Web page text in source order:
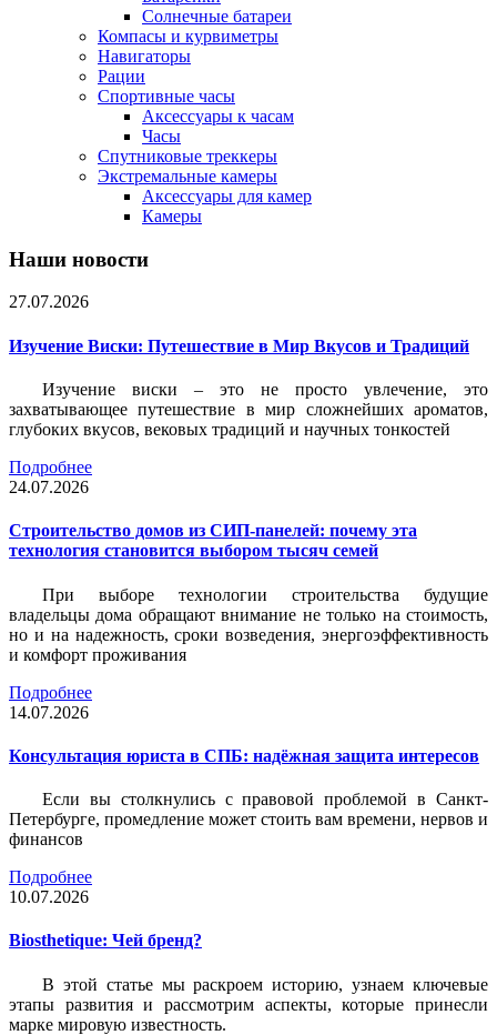
Солнечные батареи
Компасы и курвиметры
Навигаторы
Рации
Спортивные часы
Аксессуары к часам
Часы
Спутниковые треккеры
Экстремальные камеры
Аксессуары для камер
Камеры
Наши новости
27.07.2026
Изучение Виски: Путешествие в Мир Вкусов и Традиций
Изучение виски – это не просто увлечение, это
захватывающее путешествие в мир сложнейших ароматов,
глубоких вкусов, вековых традиций и научных тонкостей
Подробнее
24.07.2026
Строительство домов из СИП-панелей: почему эта
технология становится выбором тысяч семей
При выборе технологии строительства будущие
владельцы дома обращают внимание не только на стоимость,
но и на надежность, сроки возведения, энергоэффективность
и комфорт проживания
Подробнее
14.07.2026
Консультация юриста в СПБ: надёжная защита интересов
Если вы столкнулись с правовой проблемой в Санкт-
Петербурге, промедление может стоить вам времени, нервов и
финансов
Подробнее
10.07.2026
Biosthetique: Чей бренд?
В этой статье мы раскроем историю, узнаем ключевые
этапы развития и рассмотрим аспекты, которые принесли
марке мировую известность.